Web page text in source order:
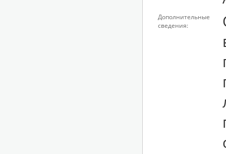
Дополнительные
сведения: